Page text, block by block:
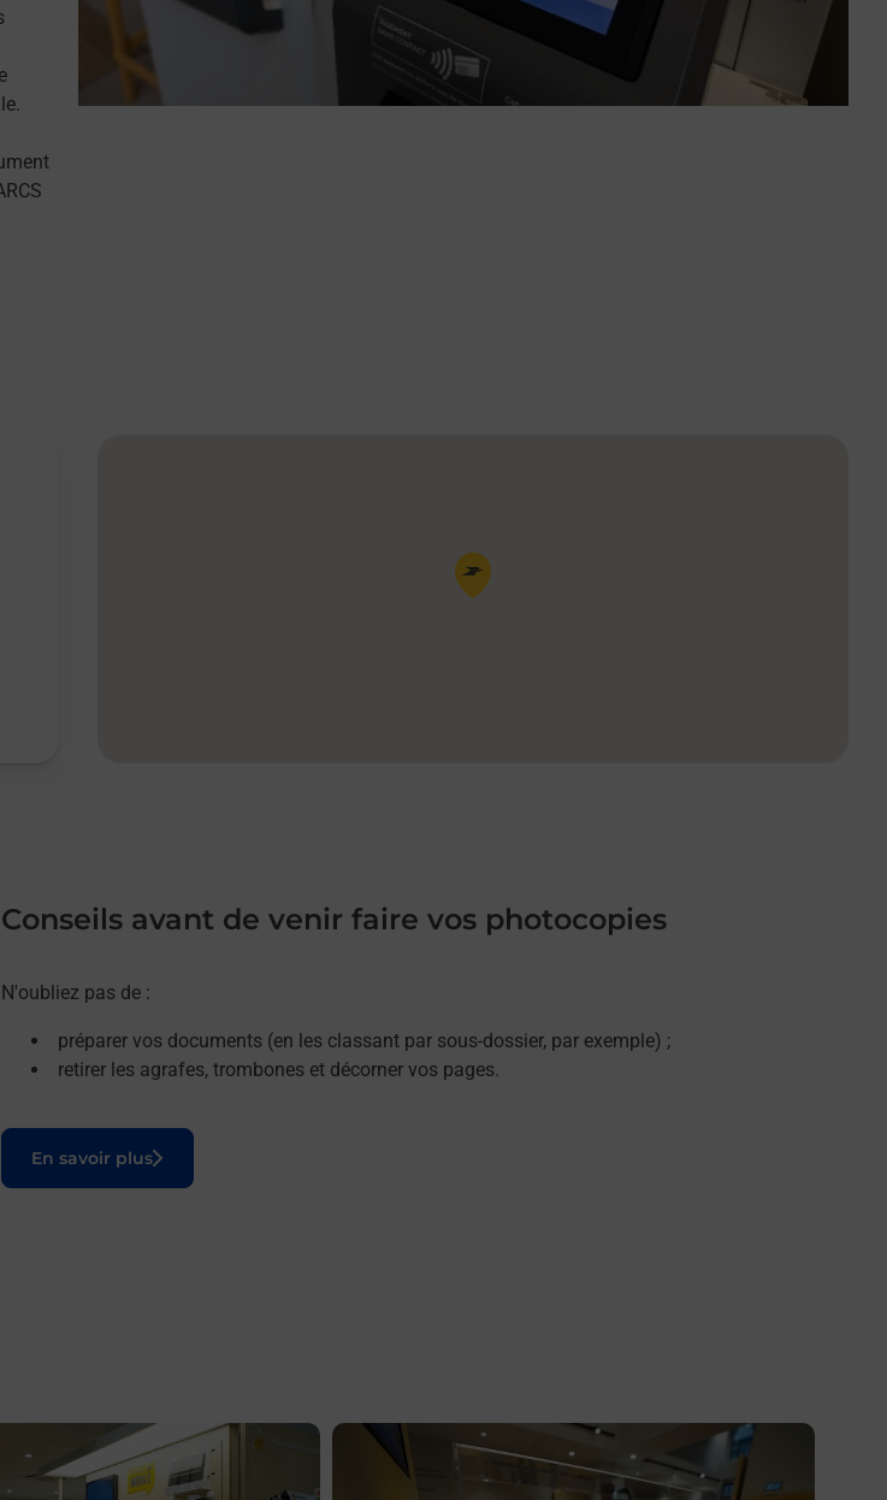
Pin de la carte
Conseils avant de venir faire vos photocopies
N'oubliez pas de :
préparer vos documents (en les classant par sous-dossier, par exemple) ;
retirer les agrafes, trombones et décorner vos pages.
En savoir plus
Le lien s'ouvre dans un nouvel onglet
En savoir plus